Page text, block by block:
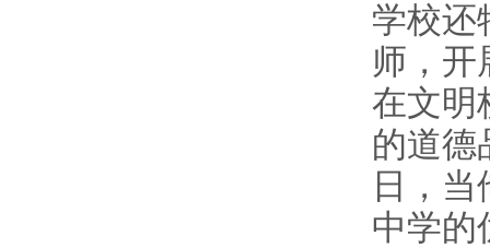
学校还
师，开
在文明
的道德
日，
中学的